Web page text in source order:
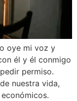
oye mi voz y
él y él conmigo
permiso.
nuestra vida,